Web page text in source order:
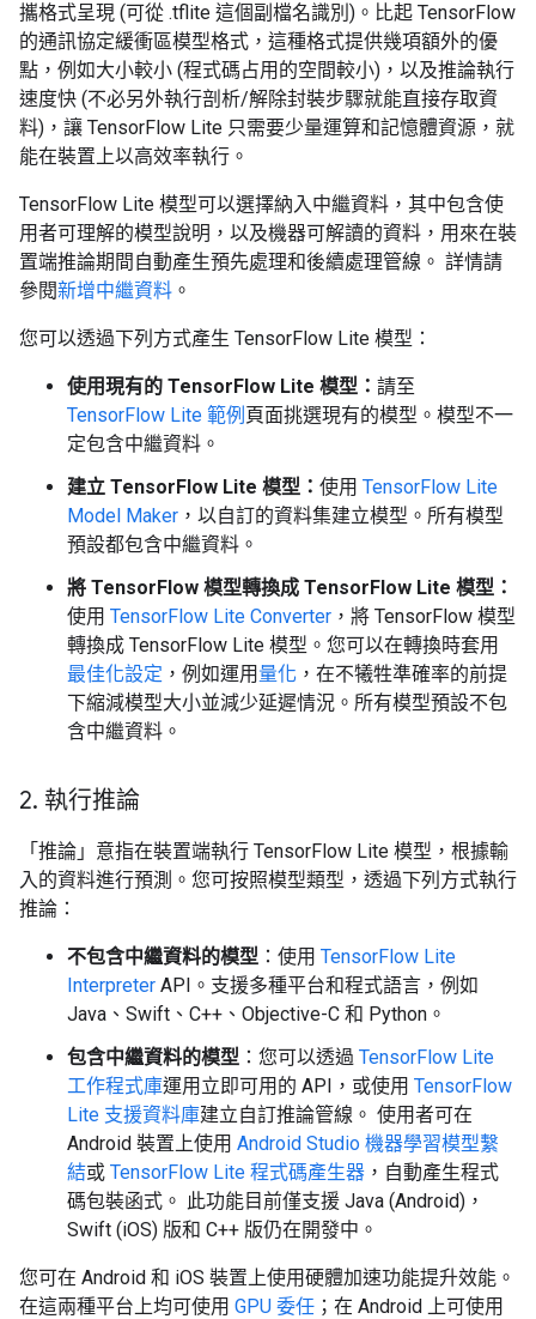
攜格式呈現 (可從 .tflite 這個副檔名識別)。比起 TensorFlow
的通訊協定緩衝區模型格式，這種格式提供幾項額外的優
點，例如大小較小 (程式碼占用的空間較小)，以及推論執行
速度快 (不必另外執行剖析/解除封裝步驟就能直接存取資
料)，讓 TensorFlow Lite 只需要少量運算和記憶體資源，就
能在裝置上以高效率執行。
TensorFlow Lite 模型可以選擇納入中繼資料 ，其中包含使
用者可理解的模型說明，以及機器可解讀的資料，用來在裝
置端推論期間自動產生預先處理和後續處理管線。 詳情請
參閱新增中繼資料 。
您可以透過下列方式產生 TensorFlow Lite 模型：
使用現有的 TensorFlow Lite 模型： 請至
TensorFlow Lite 範例 頁面挑選現有的模型。模型不一
定包含中繼資料。
建立 TensorFlow Lite 模型： 使用 TensorFlow Lite
Model Maker ，以自訂的資料集建立模型。所有模型
預設都包含中繼資料。
將 TensorFlow 模型轉換成 TensorFlow Lite 模型：
使用 TensorFlow Lite Converter ，將 TensorFlow 模型
轉換成 TensorFlow Lite 模型。您可以在轉換時套用
最佳化設定 ，例如運用 量化 ，在不犧牲準確率的前提
下縮減模型大小並減少延遲情況。所有模型預設不包
含中繼資料。
2. 執行推論
「推論」 意指在裝置端執行 TensorFlow Lite 模型，根據輸
入的資料進行預測。您可按照模型類型，透過下列方式執行
推論：
不包含中繼資料的模型 ：使用 TensorFlow Lite
Interpreter API。支援多種平台和程式語言，例如
Java、Swift、C++、Objective-C 和 Python。
包含中繼資料的模型 ：您可以透過 TensorFlow Lite
工作程式庫運用立即可用的 API，或使用 TensorFlow
Lite 支援資料庫建立自訂推論管線。 使用者可在
Android 裝置上使用 Android Studio 機器學習模型繫
結或 TensorFlow Lite 程式碼產生器 ，自動產生程式
碼包裝函式。 此功能目前僅支援 Java (Android)，
Swift (iOS) 版和 C++ 版仍在開發中。
您可在 Android 和 iOS 裝置上使用硬體加速功能提升效能。
在這兩種平台上均可使用 GPU 委任 ；在 Android 上可使用